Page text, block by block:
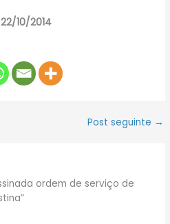
10/2014
Post seguinte →
ordem de serviço de